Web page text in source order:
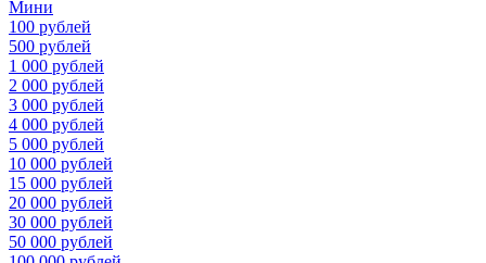
Мини
100 рублей
500 рублей
1 000 рублей
2 000 рублей
3 000 рублей
4 000 рублей
5 000 рублей
10 000 рублей
15 000 рублей
20 000 рублей
30 000 рублей
50 000 рублей